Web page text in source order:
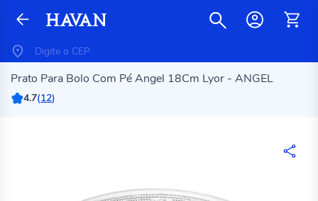
Prato Para Bolo Com Pé Angel 18Cm Lyor - ANGEL
4.7(12)